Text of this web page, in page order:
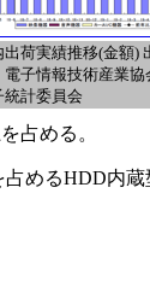
出荷実績推移(金額)
電子情報技術産業協
統計委員会
占める。
めるHDD内蔵